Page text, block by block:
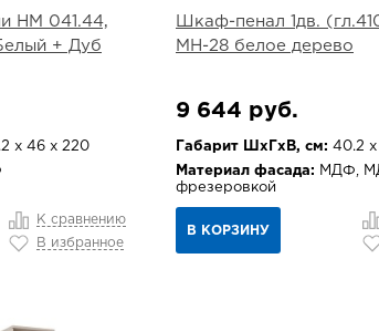
НМ 041.44,
+ Дуб
х 46 х 220
К сравнению
В избранное
Шкаф-пенал 1дв.
МН-28 белое дерево
9 644 руб.
Габарит ШхГхВ, см: 40.2 х
Материал фасада: МДФ,
фрезеровкой
В КОРЗИНУ